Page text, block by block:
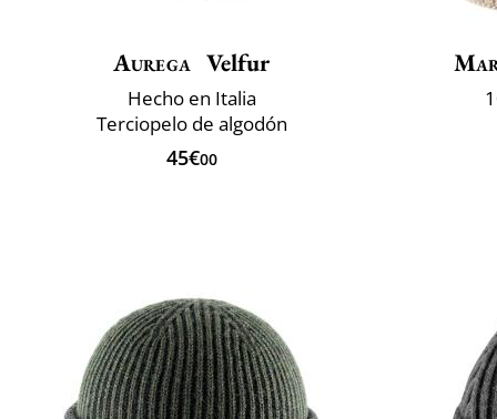
Aurega Velfur
Hecho en Italia
Terciopelo de algodón
45€00